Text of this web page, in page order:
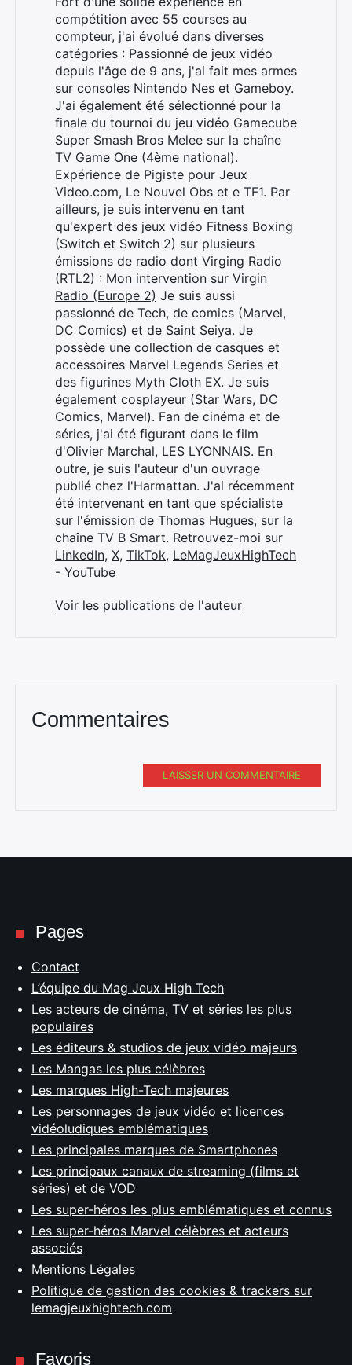
compétition avec 55 courses au
compteur, j'ai évolué dans diverses
catégories : Passionné de jeux vidéo
depuis l'âge de 9 ans, j'ai fait mes armes
sur consoles Nintendo Nes et Gameboy.
J'ai également été sélectionné pour la
finale du tournoi du jeu vidéo Gamecube
Super Smash Bros Melee sur la chaîne
TV Game One (4ème national).
Expérience de Pigiste pour Jeux
Video.com, Le Nouvel Obs et e TF1. Par
ailleurs, je suis intervenu en tant
qu'expert des jeux vidéo Fitness Boxing
(Switch et Switch 2) sur plusieurs
émissions de radio dont Virging Radio
(RTL2) : Mon intervention sur Virgin
Radio (Europe 2) Je suis aussi
passionné de Tech, de comics (Marvel,
DC Comics) et de Saint Seiya. Je
possède une collection de casques et
accessoires Marvel Legends Series et
des figurines Myth Cloth EX. Je suis
également cosplayeur (Star Wars, DC
Comics, Marvel). Fan de cinéma et de
séries, j'ai été figurant dans le film
d'Olivier Marchal, LES LYONNAIS. En
outre, je suis l'auteur d'un ouvrage
publié chez l'Harmattan. J'ai récemment
été intervenant en tant que spécialiste
sur l'émission de Thomas Hugues, sur la
chaîne TV B Smart. Retrouvez-moi sur
LinkedIn, X, TikTok, LeMagJeuxHighTech
- YouTube
Voir les publications de l'auteur
Commentaires
LAISSER UN COMMENTAIRE
Pages
Contact
L’équipe du Mag Jeux High Tech
Les acteurs de cinéma, TV et séries les plus
populaires
Les éditeurs & studios de jeux vidéo majeurs
Les Mangas les plus célèbres
Les marques High-Tech majeures
Les personnages de jeux vidéo et licences
vidéoludiques emblématiques
Les principales marques de Smartphones
Les principaux canaux de streaming (films et
séries) et de VOD
Les super-héros les plus emblématiques et connus
Les super-héros Marvel célèbres et acteurs
associés
Mentions Légales
Politique de gestion des cookies & trackers sur
lemagjeuxhightech.com
Favoris
Rechercher
: